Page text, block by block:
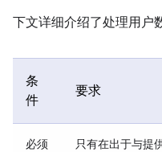
下文详细介绍了处理用户
条
件
要求
必须
只有在出于与提